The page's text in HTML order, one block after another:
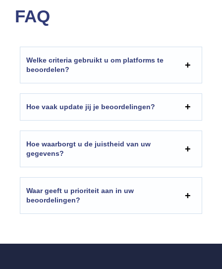
FAQ
Welke criteria gebruikt u om platforms te
beoordelen?
Hoe vaak update jij je beoordelingen?
Hoe waarborgt u de juistheid van uw
gegevens?
Waar geeft u prioriteit aan in uw
beoordelingen?